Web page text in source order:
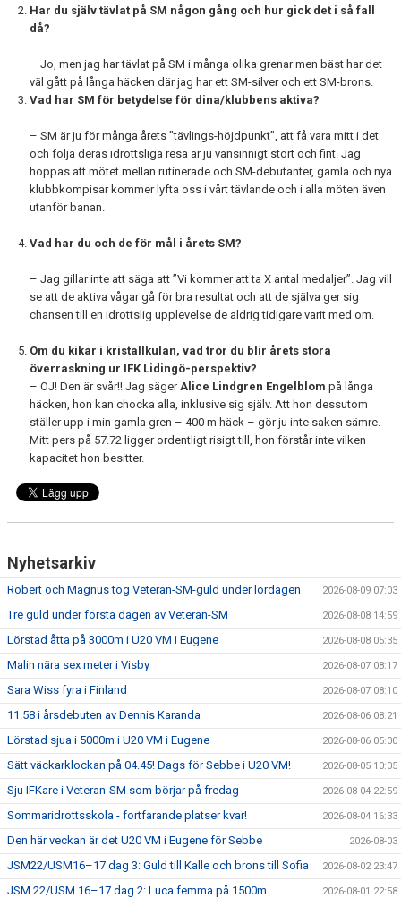
Har du själv tävlat på SM någon gång och hur gick det i så fall
då?
– Jo, men jag har tävlat på SM i många olika grenar men bäst har det
väl gått på långa häcken där jag har ett SM-silver och ett SM-brons.
Vad har SM för betydelse för dina/klubbens aktiva?
– SM är ju för många årets ”tävlings-höjdpunkt”, att få vara mitt i det
och följa deras idrottsliga resa är ju vansinnigt stort och fint. Jag
hoppas att mötet mellan rutinerade och SM-debutanter, gamla och nya
klubbkompisar kommer lyfta oss i vårt tävlande och i alla möten även
utanför banan.
Vad har du och de för mål i årets SM?
– Jag gillar inte att säga att ”Vi kommer att ta X antal medaljer”. Jag vill
se att de aktiva vågar gå för bra resultat och att de själva ger sig
chansen till en idrottslig upplevelse de aldrig tidigare varit med om.
Om du kikar i kristallkulan, vad tror du blir årets stora
överraskning ur IFK Lidingö-perspektiv?
– OJ! Den är svår!! Jag säger Alice Lindgren Engelblom på långa
häcken, hon kan chocka alla, inklusive sig själv. Att hon dessutom
ställer upp i min gamla gren – 400 m häck – gör ju inte saken sämre.
Mitt pers på 57.72 ligger ordentligt risigt till, hon förstår inte vilken
kapacitet hon besitter.
Nyhetsarkiv
Robert och Magnus tog Veteran-SM-guld under lördagen 2026-08-09 07:03
Tre guld under första dagen av Veteran-SM 2026-08-08 14:59
Lörstad åtta på 3000m i U20 VM i Eugene 2026-08-08 05:35
Malin nära sex meter i Visby 2026-08-07 08:17
Sara Wiss fyra i Finland 2026-08-07 08:10
11.58 i årsdebuten av Dennis Karanda 2026-08-06 08:21
Lörstad sjua i 5000m i U20 VM i Eugene 2026-08-06 05:00
Sätt väckarklockan på 04.45! Dags för Sebbe i U20 VM! 2026-08-05 10:05
Sju IFKare i Veteran-SM som börjar på fredag 2026-08-04 22:59
Sommaridrottsskola - fortfarande platser kvar! 2026-08-04 16:33
Den här veckan är det U20 VM i Eugene för Sebbe 2026-08-03
JSM22/USM16–17 dag 3: Guld till Kalle och brons till Sofia 2026-08-02 23:47
JSM 22/USM 16–17 dag 2: Luca femma på 1500m 2026-08-01 22:58